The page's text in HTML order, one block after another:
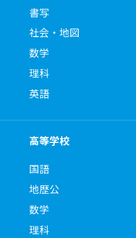
書写
社会・地図
数学
理科
英語
高等学校
国語
地歴公
数学
理科